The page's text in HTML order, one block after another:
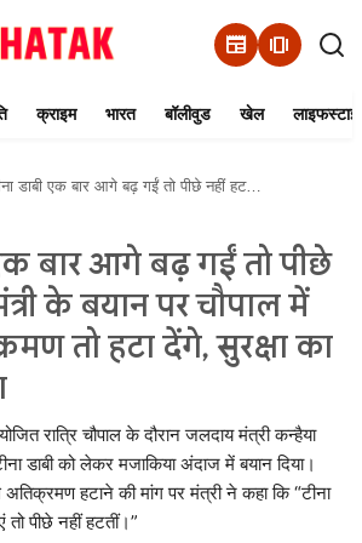
newspaper amp_stories
क्राइम भारत बॉलीवुड खेल
एक बार आगे बढ़ गईं तो पीछे नहीं हटतीं’: मंत्री के बयान पर चौपाल में ठहाके, अतिक्रमण तो हटा देंगे, सुरक्षा का खुद देख लेना
एक बार आगे बढ़ गईं तो पीछे
के बयान पर चौपाल में
तो हटा देंगे, सुरक्षा का
रात्रि चौपाल के दौरान जलदाय मंत्री कन्हैया
डाबी को लेकर मजाकिया अंदाज में बयान दिया।
अतिक्रमण हटाने की मांग पर मंत्री ने कहा कि “टीना
पीछे नहीं हटतीं।”